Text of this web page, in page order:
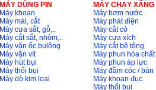
MÁY DÙNG PIN
Máy khoan
Máy mài, cắt
Máy cưa sắt, gỗ,..
Máy cắt sắt, nhôm,..
Máy vặn ốc bulông
Máy vặn vít
Máy hút bụi
Máy thổi bụi
Máy dò kim loại
MÁY CHẠY
Máy bơm nước
Máy phát điện
Máy cắt cỏ
Máy cưa xích
Máy cắt bê tông
Máy phun hóa chất
Máy phun áp lực
Máy đầm cóc / bàn
Máy khoan đục
Máy thổi bụi